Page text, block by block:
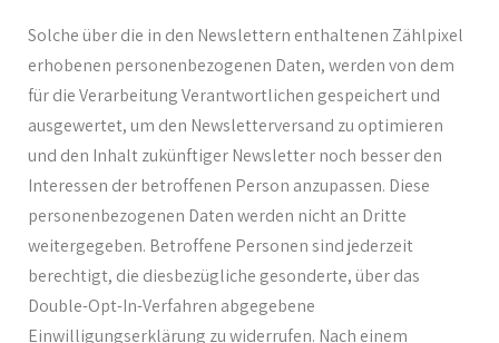
Solche über die in den Newslettern enthaltenen Zählpixel
erhobenen personenbezogenen Daten, werden von dem
für die Verarbeitung Verantwortlichen gespeichert und
ausgewertet, um den Newsletterversand zu optimieren
und den Inhalt zukünftiger Newsletter noch besser den
Interessen der betroffenen Person anzupassen. Diese
personenbezogenen Daten werden nicht an Dritte
weitergegeben. Betroffene Personen sind jederzeit
berechtigt, die diesbezügliche gesonderte, über das
Double-Opt-In-Verfahren abgegebene
Einwilligungserklärung zu widerrufen. Nach einem